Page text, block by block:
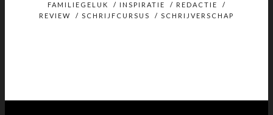
FAMILIEGELUK / INSPIRATIE / REDACTIE
/
REVIEW
/ SCHRIJFCURSUS / SCHRIJVERSCHAP